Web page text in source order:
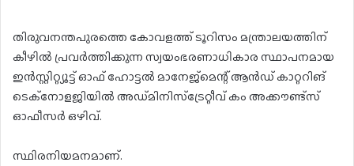
തിരുവനന്തപുരത്തെ കോവളത്ത് ടൂറിസം മന്ത്രാലയത്തിന്
കീഴിൽ പ്രവർത്തിക്കുന്ന സ്വയംഭരണാധികാര സ്ഥാപനമായ
ഇൻസ്റ്റിറ്റ്യൂട്ട് ഓഫ് ഹോട്ടൽ മാനേജ്മെന്റ് ആൻഡ് കാറ്ററിങ്
ടെക്നോളജിയിൽ അഡ്മിനിസ്ട്രേറ്റീവ് കം അക്കൗണ്ട്സ്
ഓഫീസർ ഒഴിവ്.
സ്ഥിരനിയമനമാണ്.